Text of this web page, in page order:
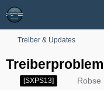
Treiber & Updates
[SXPS13] Robse